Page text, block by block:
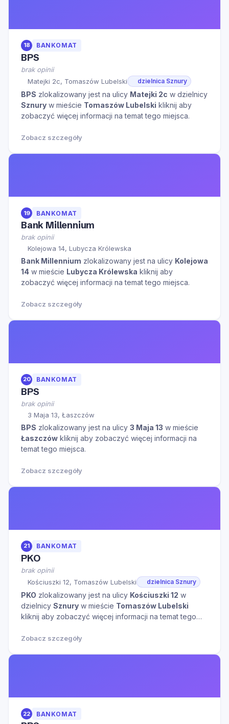
18 BANKOMAT
BPS
brak opinii
Matejki 2c, Tomaszów Lubelski
dzielnica Sznury
BPS zlokalizowany jest na ulicy Matejki 2c w dzielnicy
Sznury w mieście Tomaszów Lubelski kliknij aby
zobaczyć więcej informacji na temat tego miejsca.
Zobacz szczegóły
19 BANKOMAT
Bank Millennium
brak opinii
Kolejowa 14, Lubycza Królewska
Bank Millennium zlokalizowany jest na ulicy Kolejowa
14 w mieście Lubycza Królewska kliknij aby
zobaczyć więcej informacji na temat tego miejsca.
Zobacz szczegóły
20 BANKOMAT
BPS
brak opinii
3 Maja 13, Łaszczów
BPS zlokalizowany jest na ulicy 3 Maja 13 w mieście
Łaszczów kliknij aby zobaczyć więcej informacji na
temat tego miejsca.
Zobacz szczegóły
21 BANKOMAT
PKO
brak opinii
Kościuszki 12, Tomaszów Lubelski
dzielnica Sznury
PKO zlokalizowany jest na ulicy Kościuszki 12 w
dzielnicy Sznury w mieście Tomaszów Lubelski
kliknij aby zobaczyć więcej informacji na temat tego
Zobacz szczegóły
22 BANKOMAT